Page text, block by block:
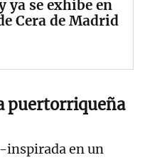
ya se exhibe en
Cera de Madrid
puertorriqueña
en un